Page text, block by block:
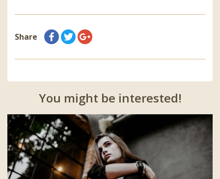
Share
You might be interested!